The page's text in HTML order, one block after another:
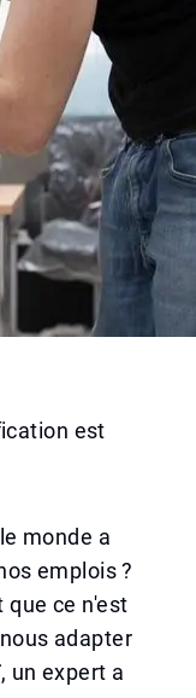
est
monde a
emplois ?
que ce n'est
adapter
un expert a